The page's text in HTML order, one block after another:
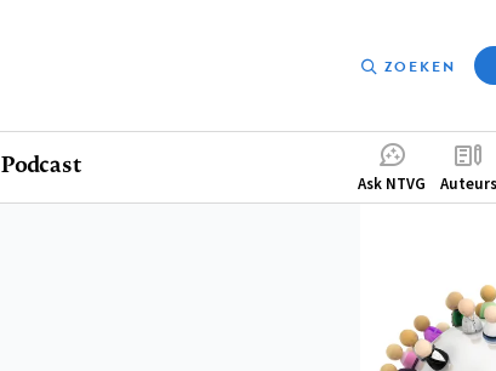
ZOEKEN
Podcast
Ask NTVG Auteurs